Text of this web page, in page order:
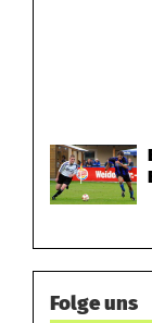
Folge uns